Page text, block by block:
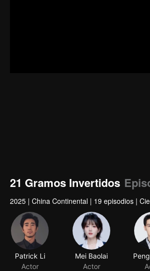
21 Gramos Invertidos
2025 | China Continental | 19 episodios |
Patrick Li
Actor
Mei Baolai
Actor